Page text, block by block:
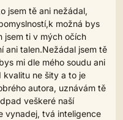
jsem tě ani nežádal,
možná bys
jsem ti v mých očích
ani talen.Nežádal jsem tě
mi dle mého soudu ani
kvalitu ne šity a to je
autora, uznávám tě
veškeré naší
vynadej, tvá inteligence